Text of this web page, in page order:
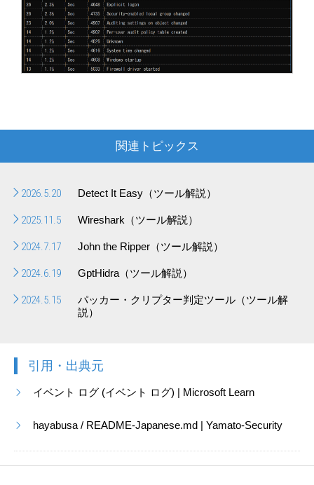
関連トピックス
2026.5.20 Detect It Easy（ツール解説）
2025.11.5 Wireshark（ツール解説）
2024.7.17 John the Ripper（ツール解説）
2024.6.19 GptHidra（ツール解説）
2024.5.15
パッカー・クリプター判定ツール（ツール解
説）
引用・出典元
イベント ログ (イベント ログ) | Microsoft Learn
hayabusa / README-Japanese.md | Yamato-Security